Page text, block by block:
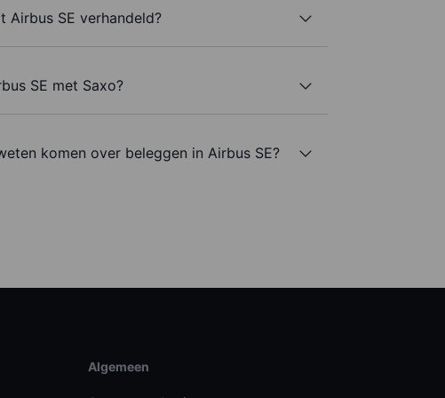
Airbus SE verhandeld?
SE met Saxo?
komen over beleggen in Airbus SE?
Algemeen